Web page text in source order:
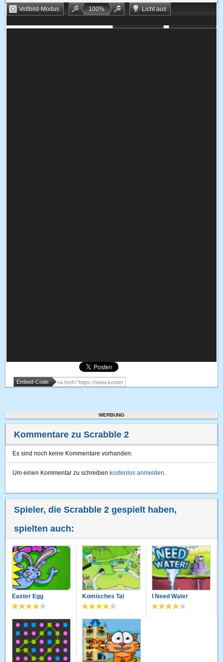
Vollbild-Modus 100%
Licht aus
Embed-Code:
WERBUNG
Kommentare zu Scrabble 2
Es sind noch keine Kommentare vorhanden.
Um einen Kommentar zu schreiben kostenlos anmelden.
Spieler, die Scrabble 2 gespielt haben,
spielten auch:
Easter Egg Komisches Tal I Need Water